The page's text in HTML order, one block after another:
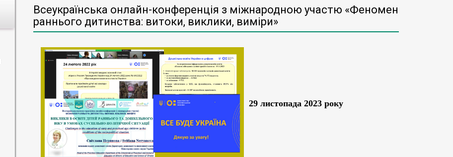
Всеукраїнська онлайн-конференція з міжнародною участю «Феномен
раннього дитинства: витоки, виклики, виміри»
29 листопада 2023 року